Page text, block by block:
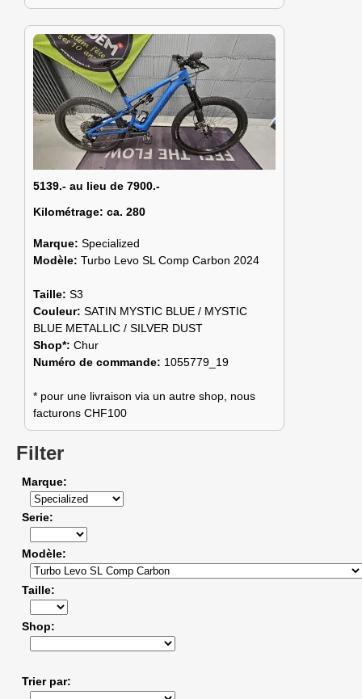
5139.- au lieu de 7900.-
Kilométrage: ca. 280
Marque: Specialized
Modèle: Turbo Levo SL Comp Carbon 2024
Taille: S3
Couleur: SATIN MYSTIC BLUE / MYSTIC
BLUE METALLIC / SILVER DUST
Shop*: Chur
Numéro de commande: 1055779_19
* pour une livraison via un autre shop, nous
facturons CHF100
Filter
Marque
Serie
Modèle
Taille
Shop
Trier par